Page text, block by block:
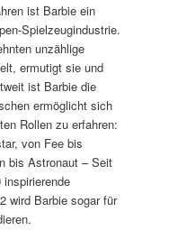
ist Barbie ein
Spielzeugindustrie.
unzählige
ermutigt sie und
ist Barbie die
ermöglicht sich
Rollen zu erfahren:
von Fee bis
bis Astronaut – Seit
inspirierende
wird Barbie sogar für